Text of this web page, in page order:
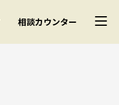
相談カウンター